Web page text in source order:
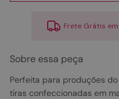
Frete Grátis
Sobre essa peça
Perfeita para produções
tiras confeccionadas em